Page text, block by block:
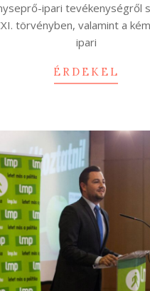
ipari tevékenységről
törvényben, valamint a
ipari
ÉRDEKEL